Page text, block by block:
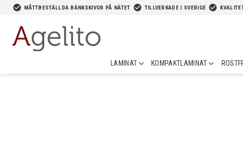
check_circle MÅTTBESTÄLLDA BÄNKSKIVOR PÅ NÄTET check_circle TILLVERKADE I SVERIGE check_circle
LAMINAT KOMPAKTLAMINAT